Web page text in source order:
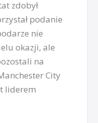
zdobył
podanie
nie
okazji, ale
na
City
liderem